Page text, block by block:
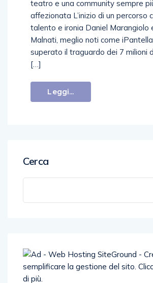
teatro e una community sempre
affezionata L’inizio di un percorso
talento e ironia Daniel Marangiolo
Malnati, meglio noti come
superato il traguardo dei 7 milioni
[…]
Leggi...
Cerca